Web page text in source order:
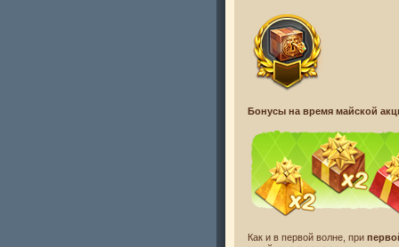
Бонусы на время майской
Как и в первой волне, при